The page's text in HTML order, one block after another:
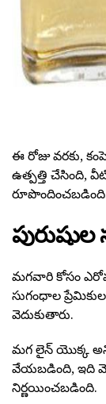
ఈ రోజు వరకు,
ఉత్పత్తి చేసింది,
మగవారి కోసం
సుగంధాల
వెదుకుతారు.
మగ లైన్ యొక్క
వేయబడింది, ఇది
నిర్ణయించబడింది.